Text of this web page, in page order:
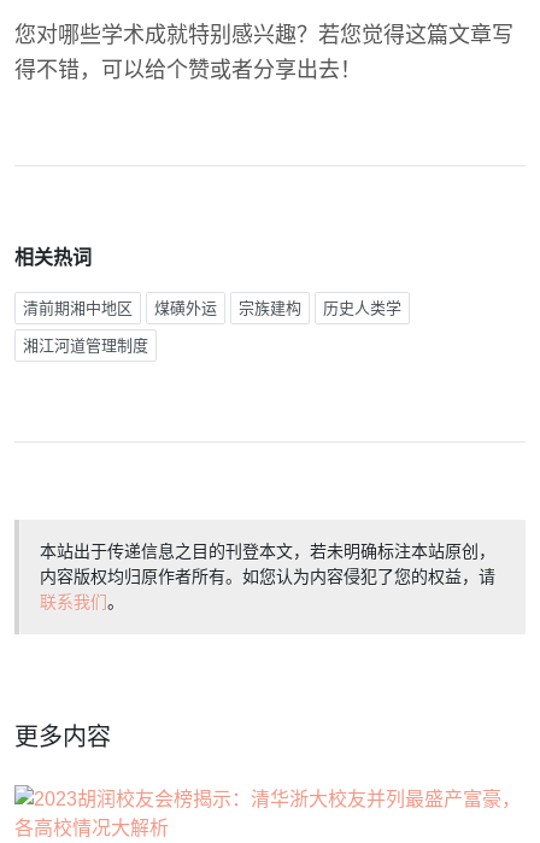
您对哪些学术成就特别感兴趣？若您觉得这篇文章写
得不错，可以给个赞或者分享出去！
相关热词
清前期湘中地区 煤磺外运 宗族建构 历史人类学
湘江河道管理制度
本站出于传递信息之目的刊登本文，若未明确标注本站原创，
内容版权均归原作者所有。如您认为内容侵犯了您的权益，请
联系我们。
更多内容